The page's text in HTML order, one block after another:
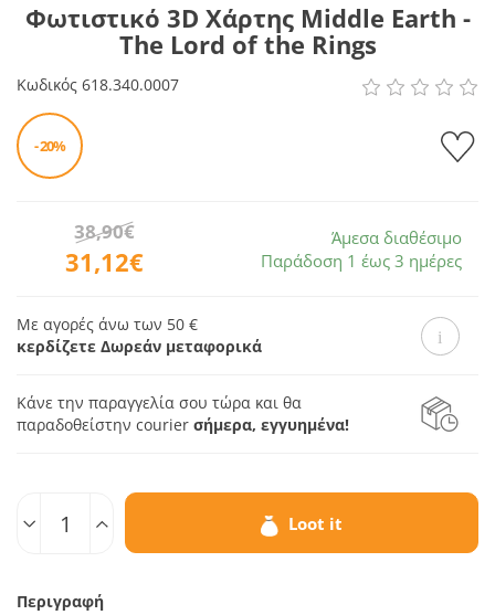
Φωτιστικό 3D Χάρτης Middle Earth -
The Lord of the Rings
Κωδικός 618.340.0007
- 20%
31,12€
38,90€
Άμεσα διαθέσιμο
Παράδοση 1 έως 3 ημέρες
Με αγορές άνω των 50 €
κερδίζετε Δωρεάν μεταφορικά
Κάνε την παραγγελία σου τώρα και θα
παραδοθείστην courier σήμερα, εγγυημένα!
Loot it
Περιγραφή